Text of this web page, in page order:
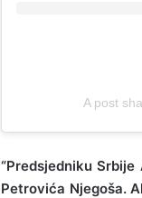
A post
“Predsjedniku
Petrovića Njegoša.